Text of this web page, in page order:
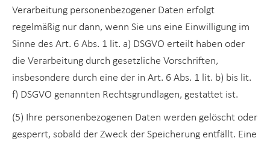
Verarbeitung personenbezogener Daten erfolgt
regelmäßig nur dann, wenn Sie uns eine Einwilligung im
Sinne des Art. 6 Abs. 1 lit. a) DSGVO erteilt haben oder
die Verarbeitung durch gesetzliche Vorschriften,
insbesondere durch eine der in Art. 6 Abs. 1 lit. b) bis lit.
f) DSGVO genannten Rechtsgrundlagen, gestattet ist.
(5) Ihre personenbezogenen Daten werden gelöscht oder
gesperrt, sobald der Zweck der Speicherung entfällt. Eine